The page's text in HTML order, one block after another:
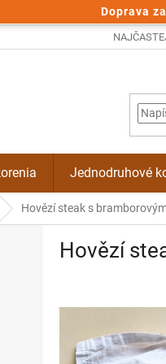
Doprava
Jednodruhové
Hovězí steak s
Hovězí